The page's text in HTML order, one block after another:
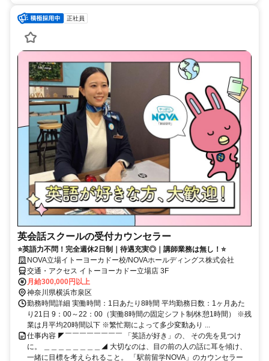
正社員
英会話スクールの受付カウンセラー
⭐英語力不問！完全週休2日制｜待遇充実◎｜講師業務は無し！⭐
NOVA立場イトーヨーカドー校/NOVAホールディングス株式会社
交通・アクセス イトーヨーカドー立場店 3F
月給300,000円以上
神奈川県横浜市泉区
勤務時間詳細 実働時間：1日あたり8時間 平均勤務日数：1ヶ月あた
り21日 9：00～22：00（実働8時間の固定シフト制/休憩1時間） ※残
業は月平均20時間以下 ※繁忙期によって多少変動あり ...
仕事内容 ◤￣￣￣￣￣￣￣￣ 「英語が好き」の、 その先を見つけ
に。 ＿＿＿＿＿＿＿＿◢ 大切なのは、目の前の人の話に耳を傾け、
一緒に目標を考えられること。 「駅前留学NOVA」のカウンセラー